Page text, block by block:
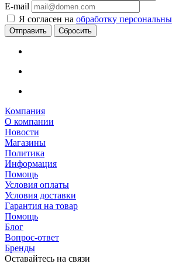
E-mail
Я согласен на обработку
Сбросить
Компания
О компании
Новости
Магазины
Политика
Информация
Помощь
Условия оплаты
Условия доставки
Гарантия на товар
Помощь
Блог
Вопрос-ответ
Бренды
Оставайтесь на связи